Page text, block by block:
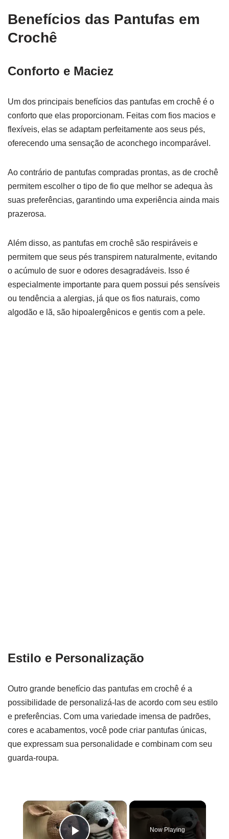
Benefícios das Pantufas em
Crochê
Conforto e Maciez
Um dos principais benefícios das pantufas em crochê é o
conforto que elas proporcionam. Feitas com fios macios e
flexíveis, elas se adaptam perfeitamente aos seus pés,
oferecendo uma sensação de aconchego incomparável.
Ao contrário de pantufas compradas prontas, as de crochê
permitem escolher o tipo de fio que melhor se adequa às
suas preferências, garantindo uma experiência ainda mais
prazerosa.
Além disso, as pantufas em crochê são respiráveis e
permitem que seus pés transpirem naturalmente, evitando
o acúmulo de suor e odores desagradáveis. Isso é
especialmente importante para quem possui pés sensíveis
ou tendência a alergias, já que os fios naturais, como
algodão e lã, são hipoalergênicos e gentis com a pele.
Estilo e Personalização
Outro grande benefício das pantufas em crochê é a
possibilidade de personalizá-las de acordo com seu estilo
e preferências. Com uma variedade imensa de padrões,
cores e acabamentos, você pode criar pantufas únicas,
que expressam sua personalidade e combinam com seu
guarda-roupa.
×
Now Playing